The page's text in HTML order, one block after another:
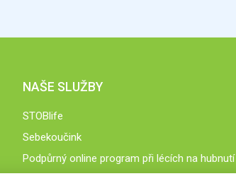
NAŠE SLUŽBY
STOBlife
Sebekoučink
Podpůrný online program při lécích na hubnutí